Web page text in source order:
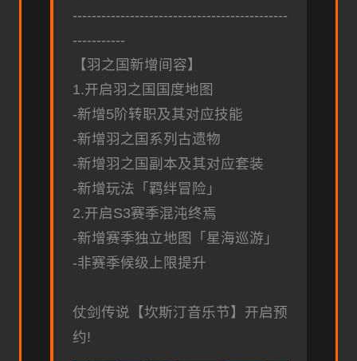
---------------------------------------------
-----------
【羽之国新增间容】
1.开启羽之国国度地图
-新增5阶转职及其对应技能
-新增羽之国系列古遗物
-新增羽之国副本及其对应套装
-新增玩法「羁绊冒险」
2.开启S3赛季混沌终焉
-新增赛季独立地图「星海巡游」
-非赛季候级上限提升
仗剑传说【坎斯汀音乐节】开启预
约!